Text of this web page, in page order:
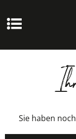
Sie haben